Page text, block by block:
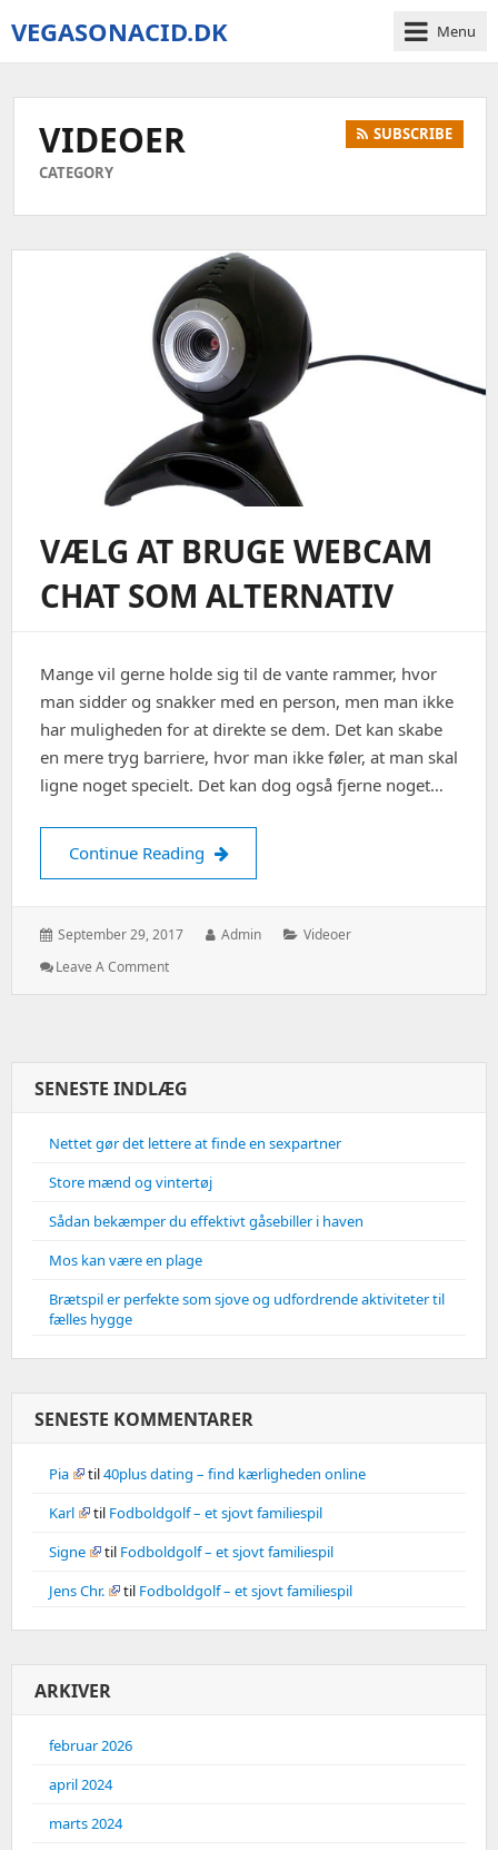
VEGASONACID.DK
Vegas
On
Menu
VIDEOER
CATEGORY
SUBSCRIBE
VÆLG AT BRUGE WEBCAM
CHAT SOM ALTERNATIV
Mange vil gerne holde sig til de vante rammer, hvor
man sidder og snakker med en person, men man ikke
har muligheden for at direkte se dem. Det kan skabe
en mere tryg barriere, hvor man ikke føler, at man skal
ligne noget specielt. Det kan dog også fjerne noget…
Continue Reading Vælg at bruge webcam chat som
Posted
September 29, 2017 Author:
Admin Categories:
Videoer
Leave A Comment: Vælg
Alternativ
SENESTE INDLÆG
Nettet gør det lettere at finde en sexpartner
Store mænd og vintertøj
Sådan bekæmper du effektivt gåsebiller i haven
Mos kan være en plage
Brætspil er perfekte som sjove og udfordrende aktiviteter til
fælles hygge
SENESTE KOMMENTARER
Pia til40plus dating – find kærligheden online
Karl
til Fodboldgolf – et sjovt familiespil
Signe
til Fodboldgolf – et sjovt familiespil
Jens Chr.
til Fodboldgolf – et sjovt familiespil
ARKIVER
februar 2026
april 2024
marts 2024